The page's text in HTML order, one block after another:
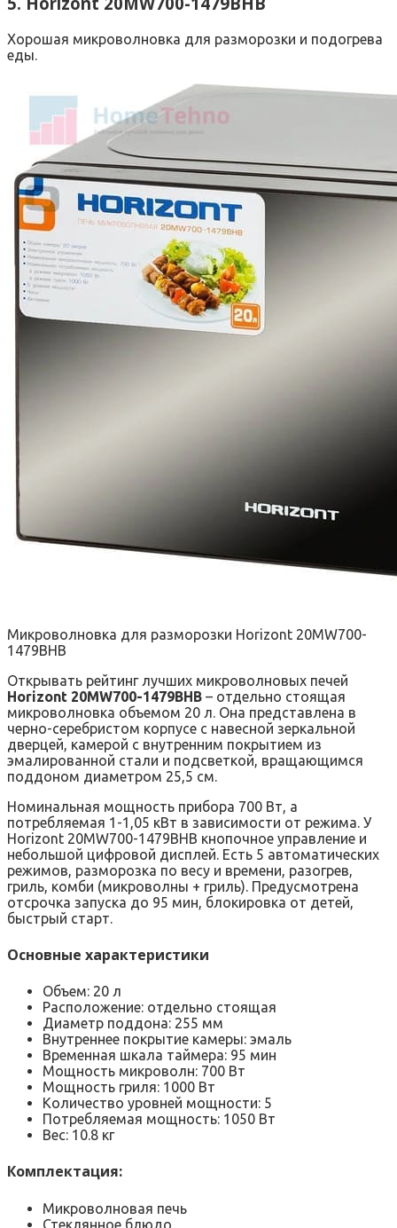
Хорошая микроволновка для разморозки и подогрева
еды.
Микроволновка для разморозки Horizont 20MW700-
1479BHB
Открывать рейтинг лучших микроволновых печей
Horizont 20MW700-1479BHB – отдельно стоящая
микроволновка объемом 20 л. Она представлена в
черно-серебристом корпусе с навесной зеркальной
дверцей, камерой с внутренним покрытием из
эмалированной стали и подсветкой, вращающимся
поддоном диаметром 25,5 см.
Номинальная мощность прибора 700 Вт, а
потребляемая 1-1,05 кВт в зависимости от режима. У
Horizont 20MW700-1479BHB кнопочное управление и
небольшой цифровой дисплей. Есть 5 автоматических
режимов, разморозка по весу и времени, разогрев,
гриль, комби (микроволны + гриль). Предусмотрена
отсрочка запуска до 95 мин, блокировка от детей,
быстрый старт.
Основные характеристики
Объем: 20 л
Расположение: отдельно стоящая
Диаметр поддона: 255 мм
Внутреннее покрытие камеры: эмаль
Временная шкала таймера: 95 мин
Мощность микроволн: 700 Вт
Мощность гриля: 1000 Вт
Количество уровней мощности: 5
Потребляемая мощность: 1050 Вт
Вес: 10.8 кг
Комплектация:
Микроволновая печь
Стеклянное блюдо